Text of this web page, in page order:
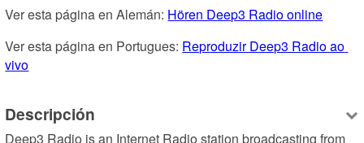
Ver esta página en Alemán: Hören Deep3 Radio online
Ver esta página en Portugues: Reproduzir Deep3 Radio ao
vivo
Descripción
Deep3 Radio is an Internet Radio station broadcasting from